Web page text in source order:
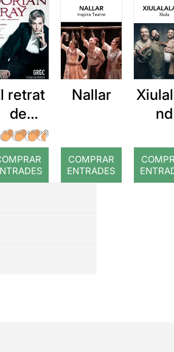
retrat
de
Gray
Nallar
COMPRAR
ENTRADES
nd